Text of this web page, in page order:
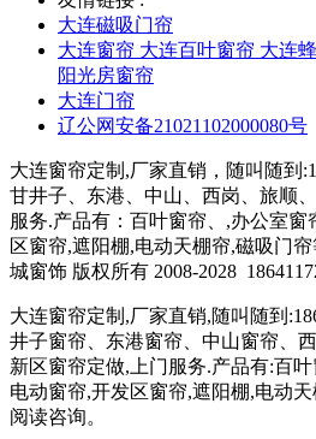
大连磁吸门帘
大连窗帘 大连百叶窗帘 大连
阳光房窗帘
大连门帘
辽公网安备21021102000080号
大连窗帘定制,厂家直销，随叫随到
甘井子、东港、中山、西岗、旅顺
服务.产品有：百叶窗帘、,办公室
区窗帘,遮阳棚,电动天棚帘,磁吸门
城窗饰 版权所有 2008-2028
大连窗帘定制,厂家直销,随叫随到
井子窗帘、东港窗帘、中山窗帘、
新区窗帘定做,上门服务.产品有:百
电动窗帘,开发区窗帘,遮阳棚,电动
阅读咨询。